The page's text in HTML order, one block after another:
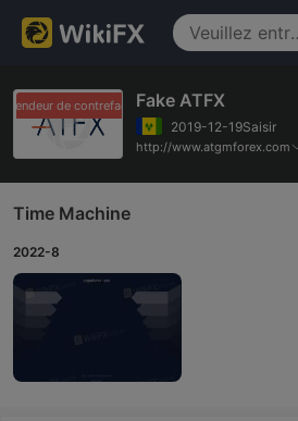
de contrefaçons Revendeur de contrefaçons
Fake ATFX
2019-12-19Saisir
http://www.atgmforex.com
Time Machine
2022-8